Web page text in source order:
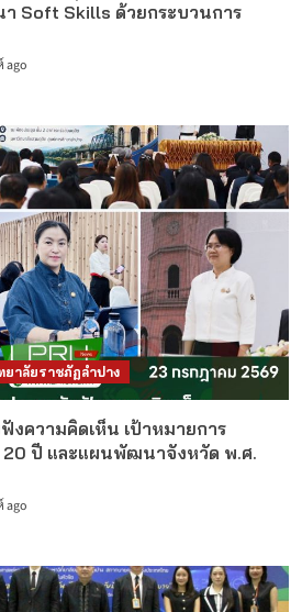
ครงานมหาวิทยาลัย ประจำปี 2569
พนักงานราชการทั่วไป ครั้งที่ 2/2569
รงานมหาวิทยาลัย ประจำปี 2569
คคลเพื่อสอบแข่งขันเป็นพนักงาน
ลัย ตำแหน่งประเภทวิชาการ งบเงิน
นวน 1 อัตรา
ครงานมหาวิทยาลัย ประจำปี 2569
บุคคลเพื่อสอบแข่งขันเป็นพนักงาน
าลัย ตำแหน่งประเภทวิชาการ งบเงิน
ำนวน 1 อัตรา
รงานมหาวิทยาลัย ประจำปี 2569
ายชื่อผู้ผ่านเกณฑ์การสอบแข่งขันเป็น
หาวิทยาลัย ตำแหน่งประเภทวิชาการ
รงานมหาวิทยาลัย
Soft Skills ด้วยกระบวนการ
ago
าลัยราชภัฏลำปาง
งความคิดเห็น เป้าหมายการ
ปี และแผนพัฒนาจังหวัด พ.ศ.
ago